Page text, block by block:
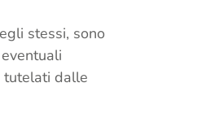
stessi, sono
tutelati dalle